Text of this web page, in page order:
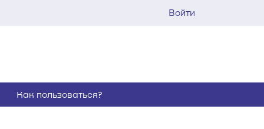
Войти
Как пользоваться?